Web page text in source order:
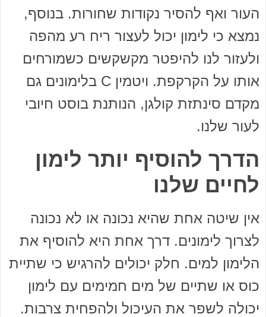
העור ואף להסיר נקודות שחורות. בנוסף,
נמצא כי לימון יכול לעצור ריח רע מהפה
ולעזור לנו להיפטר מקשקשים כשמורחים
אותו על הקרקפת. ויטמין C בלימונים גם
מקדם סינתזת קולגן, הנותנת בוסט חיובי
לעור שלנו.
הדרך להוסיף יותר לימון
לחיים שלנו
אין שיטה אחת שהיא נכונה או לא נכונה
לצרוך לימונים. דרך אחת היא להוסיף את
הלימון למים. חלק יכולים להרגיש כי שתיית
כוס או שתיים של מים חמימים עם לימון
יכולה לשפר את העיכול ולהפחית צרבות.